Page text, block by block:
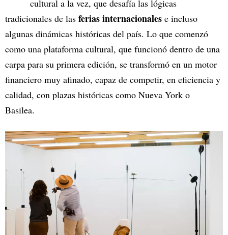
cultural a la vez, que desafía las lógicas
tradicionales de las ferias internacionales e incluso
algunas dinámicas históricas del país. Lo que comenzó
como una plataforma cultural, que funcionó dentro de una
carpa para su primera edición, se transformó en un motor
financiero muy afinado, capaz de competir, en eficiencia y
calidad, con plazas históricas como Nueva York o
Basilea.